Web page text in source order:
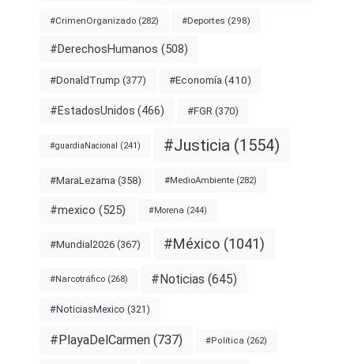
#CrimenOrganizado (282) #Deportes (298)
#DerechosHumanos (508)
#DonaldTrump (377) #Economía (410)
#EstadosUnidos (466) #FGR (370)
#guardiaNacional (241) #Justicia (1554)
#MaraLezama (358) #MedioAmbiente (282)
#mexico (525) #Morena (244)
#Mundial2026 (367) #México (1041)
#Narcotráfico (268) #Noticias (645)
#NoticiasMexico (321)
#PlayaDelCarmen (737) #Política (262)